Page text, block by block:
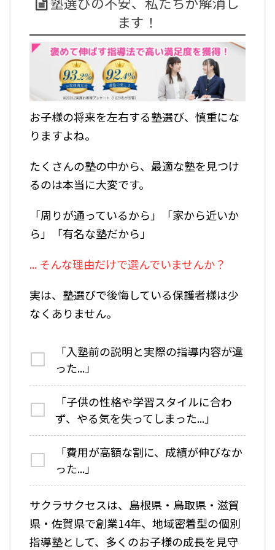
ます！
お子様の将来を左右する塾選び、慎重にな
りますよね。
たくさんの塾の中から、最適な塾を見つけ
るのは本当に大変です。
「周りが通っているから」「家から近いか
ら」「有名な塾だから」
... そんな理由だけで選んでいませんか？
実は、塾選びで後悔している保護者様は少
なくありません。
「入塾前の説明と実際の指導内容が違
った...」
「子供の性格や学習スタイルに合わ
ず、やる気を失ってしまった...」
「費用が高額な割に、成績が伸びなか
った...」
サクラサクセスは、島根県・鳥取県・滋賀
県・佐賀県で創業14年、地域密着型の個別
指導塾として、多くのお子様の成長を見守